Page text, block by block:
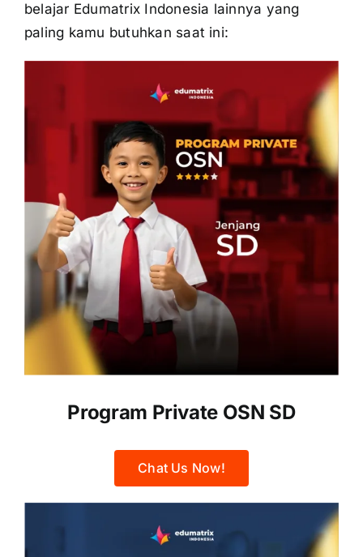
belajar Edumatrix Indonesia lainnya yang
paling kamu butuhkan saat ini:
Program Private OSN SD
Chat Us Now!